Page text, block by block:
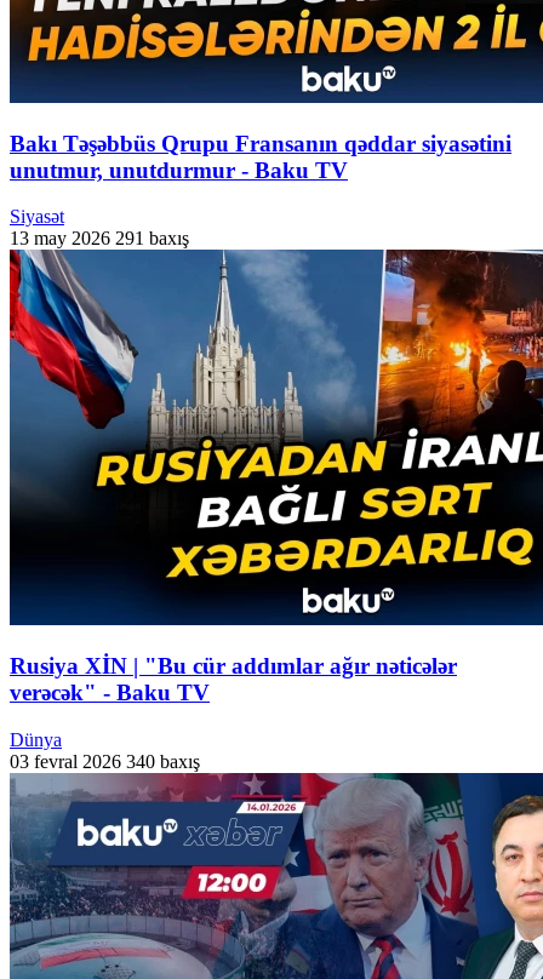
Bakı Təşəbbüs Qrupu Fransanın qəddar siyasətini
unutmur, unutdurmur - Baku TV
Siyasət
13 may 2026 291 baxış
Rusiya XİN | "Bu cür addımlar ağır nəticələr
verəcək" - Baku TV
Dünya
03 fevral 2026 340 baxış